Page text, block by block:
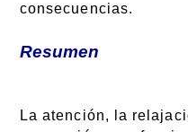
consecuencias.
Resumen
La atención, la